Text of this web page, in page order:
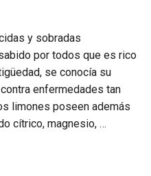
y sobradas
por todos que es rico
se conocía su
enfermedades tan
limones poseen además
cítrico, magnesio, …